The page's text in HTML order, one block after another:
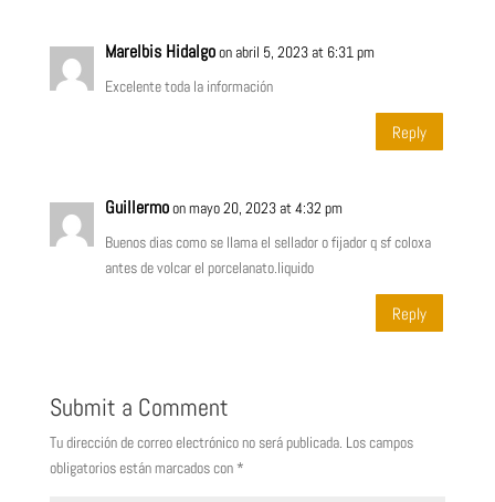
Marelbis Hidalgoon abril 5, 2023 at 6:31 pm
Excelente toda la información
Reply
Guillermoon mayo 20, 2023 at 4:32 pm
Buenos dias como se llama el sellador o fijador q sf coloxa
antes de volcar el porcelanato.liquido
Reply
Submit a Comment
Tu dirección de correo electrónico no será publicada. Los campos
obligatorios están marcados con *